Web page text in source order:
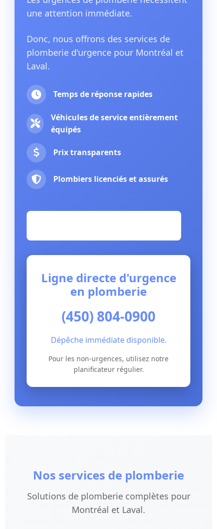
une attention immédiate.
Donc, nous offrons des services de
plomberie d'urgence pour Montréal et
Laval.
Temps de réponse rapides
Véhicules de service entièrement
équipés
Prix transparents
Plombiers licenciés et assurés
Ligne directe d'urgence
en plomberie
(450) 804-0900
Dépêche immédiate disponible.
Pour les non-urgences, utilisez notre
planificateur régulier.
Nos services de plomberie
Solutions de plomberie complètes pour
Montréal et Laval.